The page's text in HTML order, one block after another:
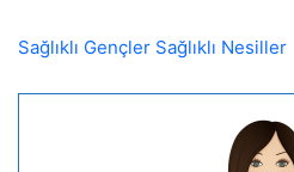
Sağlıklı Gençler Sağlıklı Nesiller